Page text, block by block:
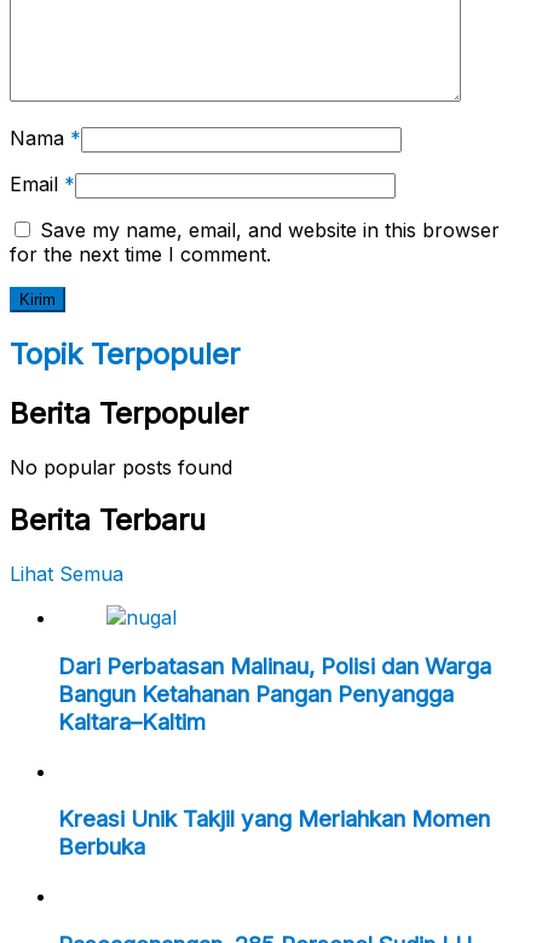
Nama *
Email *
Save my name, email, and website in this browser
for the next time I comment.
Topik Terpopuler
Berita Terpopuler
No popular posts found
Berita Terbaru
Lihat Semua
Dari Perbatasan Malinau, Polisi dan Warga
Bangun Ketahanan Pangan Penyangga
Kaltara–Kaltim
Kreasi Unik Takjil yang Meriahkan Momen
Berbuka